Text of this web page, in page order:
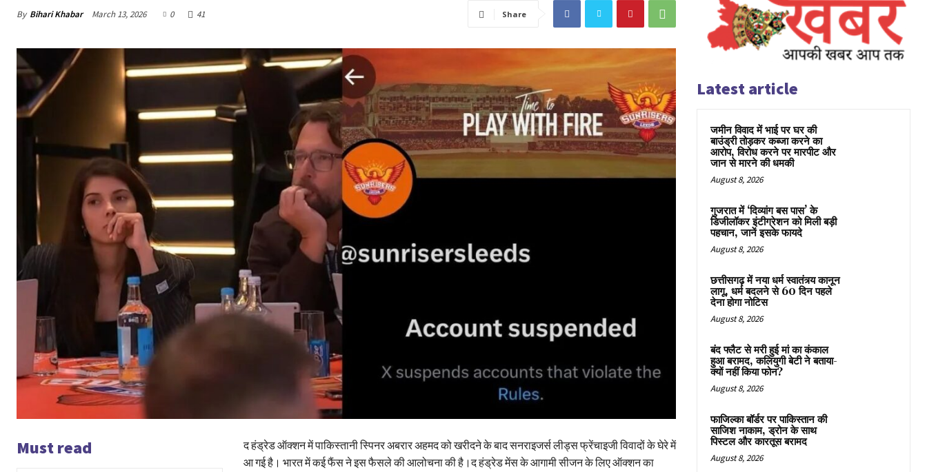
By Bihari Khabar March 13, 2026 0 41 Share
Must read
द हंड्रेड ऑक्शन में पाकिस्तानी स्पिनर अबरार अहमद को खरीदने के बाद सनराइजर्स लीड्स फ्रेंचाइजी विवादों के घेरे में
आ गई है। भारत में कई फैंस ने इस फैसले की आलोचना की है।द हंड्रेड मेंस के आगामी सीजन के लिए ऑक्शन का
Latest article
जमीन विवाद में भाई पर घर की
बाउंड्री तोड़कर कब्जा करने का
आरोप, विरोध करने पर मारपीट और
जान से मारने की धमकी
August 8, 2026
गुजरात में ‘दिव्यांग बस पास’ के
डिजीलॉकर इंटीग्रेशन को मिली बड़ी
पहचान, जानें इसके फायदे
August 8, 2026
छत्तीसगढ़ में नया धर्म स्वातंत्र्य कानून
लागू, धर्म बदलने से 60 दिन पहले
देना होगा नोटिस
August 8, 2026
बंद फ्लैट से मरी हुई मां का कंकाल
हुआ बरामद, कलियुगी बेटी ने बताया-
क्यों नहीं किया फोन?
August 8, 2026
फाजिल्का बॉर्डर पर पाकिस्तान की
साजिश नाकाम, ड्रोन के साथ
पिस्टल और कारतूस बरामद
August 8, 2026